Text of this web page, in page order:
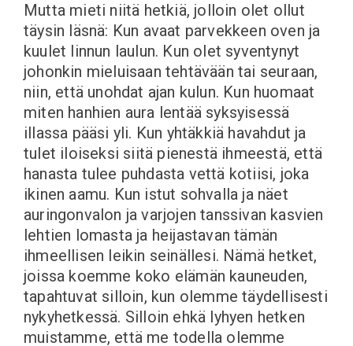
Mutta mieti niitä hetkiä, jolloin olet ollut
täysin läsnä: Kun avaat parvekkeen oven ja
kuulet linnun laulun. Kun olet syventynyt
johonkin mieluisaan tehtävään tai seuraan,
niin, että unohdat ajan kulun. Kun huomaat
miten hanhien aura lentää syksyisessä
illassa pääsi yli. Kun yhtäkkiä havahdut ja
tulet iloiseksi siitä pienestä ihmeestä, että
hanasta tulee puhdasta vettä kotiisi, joka
ikinen aamu. Kun istut sohvalla ja näet
auringonvalon ja varjojen tanssivan kasvien
lehtien lomasta ja heijastavan tämän
ihmeellisen leikin seinällesi. Nämä hetket,
joissa koemme koko elämän kauneuden,
tapahtuvat silloin, kun olemme täydellisesti
nykyhetkessä. Silloin ehkä lyhyen hetken
muistamme, että me todella olemme